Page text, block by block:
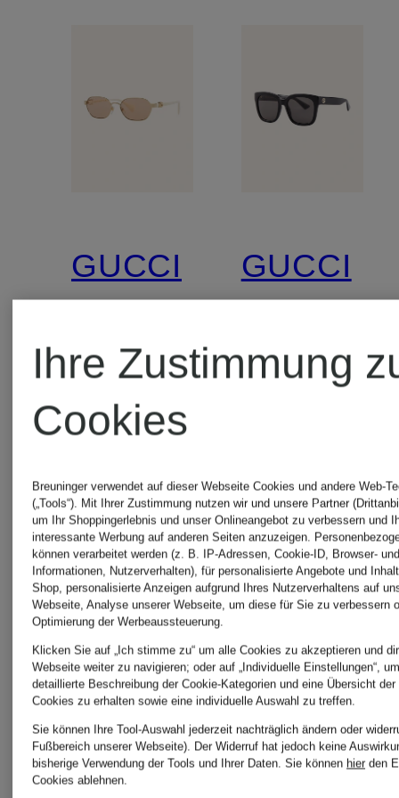
GUCCI
Sonnenbrille
GC002191
GUCCI
Ihre Zustimmung
Cookies
Breuninger verwendet auf dieser Webseite Cookies und andere Web-
(„Tools“). Mit Ihrer Zustimmung nutzen wir und unsere Partner
um Ihr Shoppingerlebnis und unser Onlineangebot zu verbessern und
interessante Werbung auf anderen Seiten anzuzeigen.
können verarbeitet werden (z. B. IP-Adressen, Cookie-ID, Browser-
Informationen, Nutzerverhalten), für personalisierte Angebote und
Shop, personalisierte Anzeigen aufgrund Ihres Nutzerverhaltens auf
Webseite, Analyse unserer Webseite, um diese für Sie zu verbessern
Optimierung der Werbeaussteuerung.
Klicken Sie auf „Ich stimme zu“ um alle Cookies zu akzeptieren und
Webseite weiter zu navigieren; oder auf „Individuelle Einstellungen“,
detaillierte Beschreibung der Cookie-Kategorien und eine Übersicht
Cookies zu erhalten sowie eine individuelle Auswahl zu treffen.
Sie können Ihre Tool-Auswahl jederzeit nachträglich ändern oder
Fußbereich unserer Webseite). Der Widerruf hat jedoch keine
bisherige Verwendung der Tools und Ihrer Daten. Sie können hier den
Cookies ablehnen.